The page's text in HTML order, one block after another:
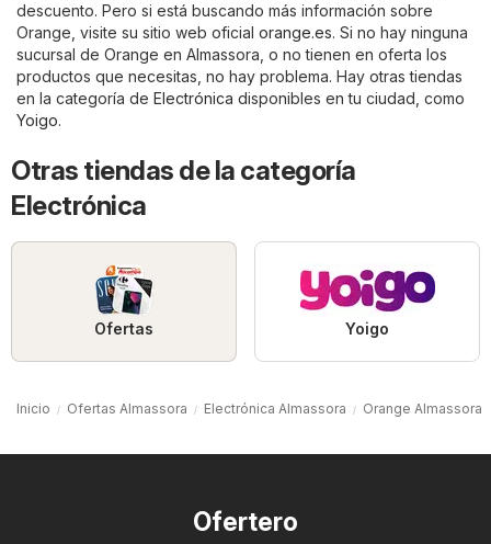
descuento. Pero si está buscando más información sobre
Orange, visite su sitio web oficial orange.es. Si no hay ninguna
sucursal de Orange en Almassora, o no tienen en oferta los
productos que necesitas, no hay problema. Hay otras tiendas
en la categoría de Electrónica disponibles en tu ciudad, como
Yoigo.
Otras tiendas de la categoría
Electrónica
Ofertas Yoigo
Inicio Ofertas Almassora Electrónica Almassora Orange Almassora
Ofertero